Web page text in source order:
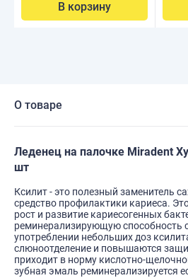
В корзину
О товаре
Леденец на палочке Miradent
шт
Ксилит - это полезный заменитель
средство профилактики кариеса.
рост и развитие кариесогенных
реминерализирующую способность
употреблении небольших доз
слюноотделение и повышаются
приходит в норму кислотно-
зубная эмаль реминерализируется